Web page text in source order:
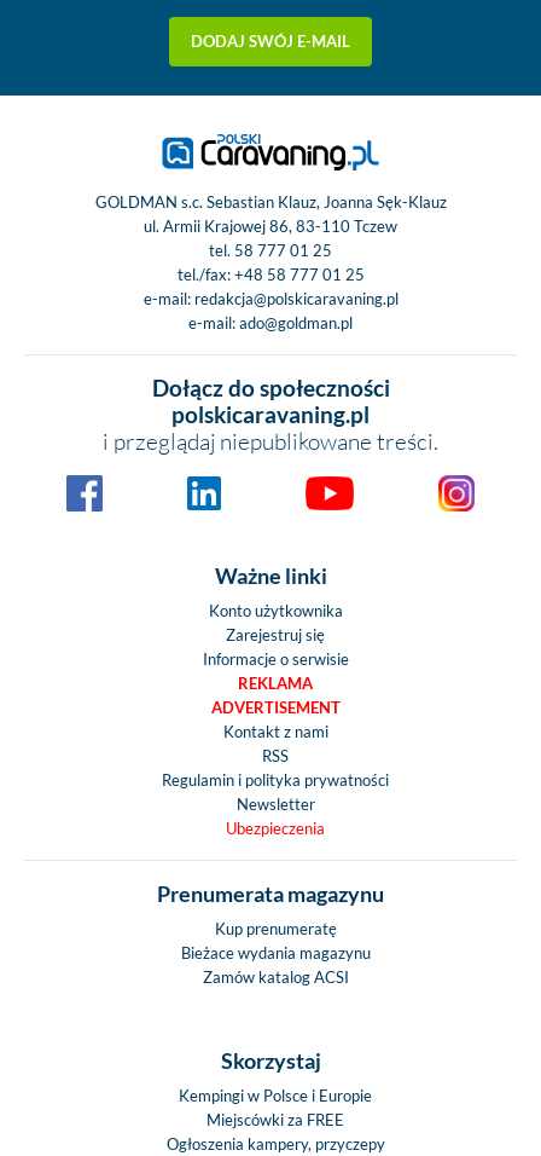
DODAJ SWÓJ E-MAIL
GOLDMAN s.c. Sebastian Klauz, Joanna Sęk-Klauz
ul. Armii Krajowej 86, 83-110 Tczew
tel. 58 777 01 25
tel./fax:+48 58 777 01 25
e-mail: redakcja@polskicaravaning.pl
e-mail:ado@goldman.pl
Dołącz do społeczności
polskicaravaning.pl
i przeglądaj niepublikowane treści.
Ważne linki
Konto użytkownika
Zarejestruj się
Informacje o serwisie
REKLAMA
ADVERTISEMENT
Kontakt z nami
RSS
Regulamin i polityka prywatności
Newsletter
Ubezpieczenia
Prenumerata magazynu
Kup prenumeratę
Bieżace wydania magazynu
Zamów katalog ACSI
Skorzystaj
Kempingi w Polsce i Europie
Miejscówki za FREE
Ogłoszenia kampery, przyczepy